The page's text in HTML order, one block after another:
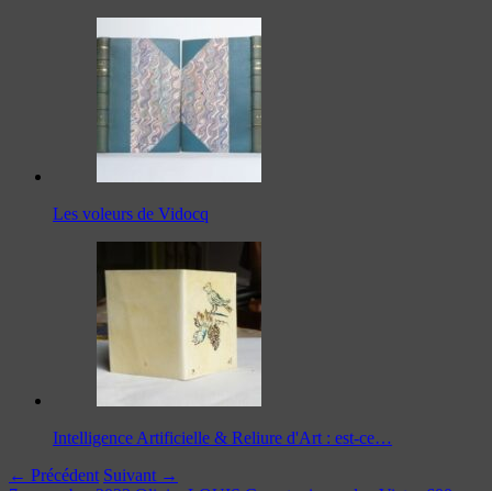
Les voleurs de Vidocq
Intelligence Artificielle & Reliure d'Art : est-ce…
← Précédent Suivant →